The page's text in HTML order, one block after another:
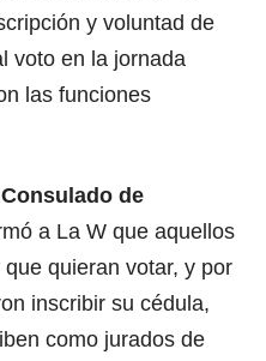
y voluntad de
voto en la jornada
las funciones
Consulado de
a La W que aquellos
quieran votar, y por
inscribir su cédula,
como jurados de